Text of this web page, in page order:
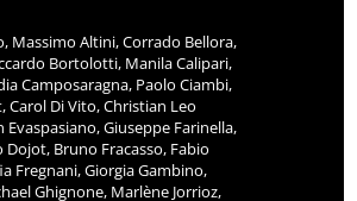
Massimo Altini, Corrado Bellora,
Bortolotti, Manila Calipari,
Camposaragna, Paolo Ciambi,
Carol Di Vito, Christian Leo
Giuseppe Farinella,
Bruno Fracasso, Fabio
Fregnani, Giorgia Gambino,
Ghignone, Marlène Jorrioz,